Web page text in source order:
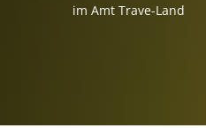
im Amt Trave-Land